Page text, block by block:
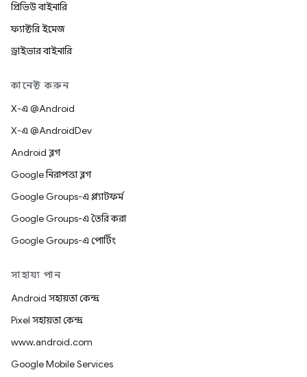
প্রিভিউ বাইনারি
ফ্যাক্টরি ইমেজ
ড্রাইভার বাইনারি
কানেক্ট করুন
X-এ @Android
X-এ @AndroidDev
Android ব্লগ
Google নিরাপত্তা ব্লগ
Google Groups-এ প্ল্যাটফর্ম
Google Groups-এ তৈরি করা
Google Groups-এ পোর্টিং
সাহায্য পান
Android সহায়তা কেন্দ্র
Pixel সহায়তা কেন্দ্র
www.android.com
Google Mobile Services